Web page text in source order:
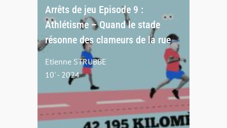
Arrêts de jeu Episode 9 :
Athlétisme – Quand le stade
résonne des clameurs de la rue
Etienne STRUBBE
10' - 2024